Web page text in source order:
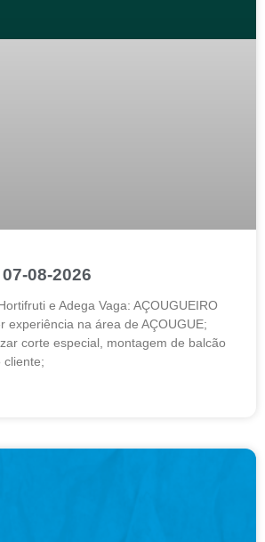
08-2026
e Adega Vaga: AÇOUGUEIRO
experiência na área de AÇOUGUE;
corte especial, montagem de balcão
cliente;